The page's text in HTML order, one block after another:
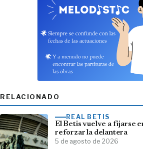
RELACIONADO
REAL BETIS
El Betis vuelve a fijarse
reforzar la delantera
5 de agosto de 2026